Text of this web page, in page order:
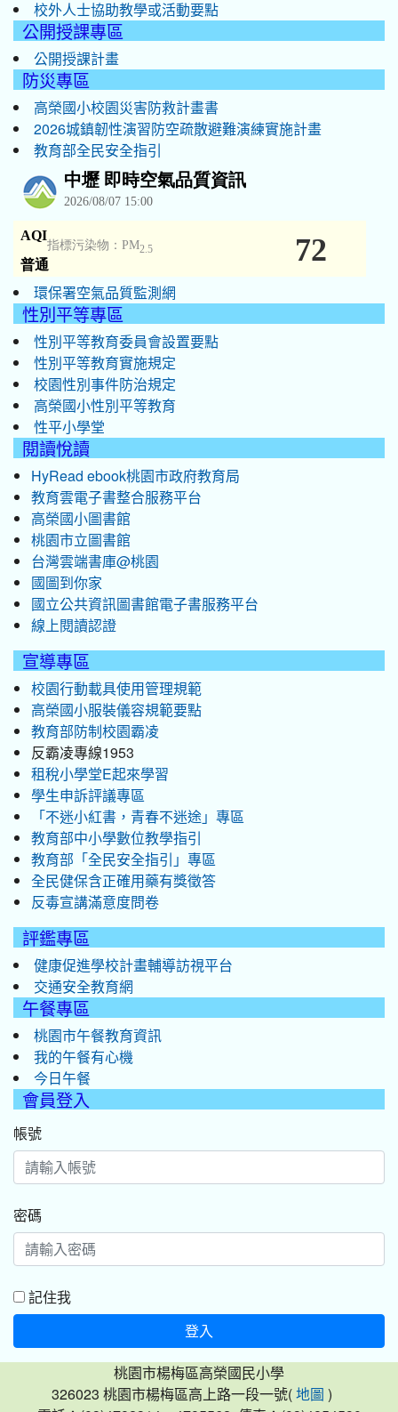
校外人士協助教學或活動要點
公開授課專區
公開授課計畫
防災專區
高榮國小校園災害防救計畫書
2026城鎮韌性演習防空疏散避難演練實施計畫
教育部全民安全指引
環保署空氣品質監測網
性別平等專區
性別平等教育委員會設置要點
性別平等教育實施規定
校園性別事件防治規定
高榮國小性別平等教育
性平小學堂
閱讀悅讀
HyRead ebook桃園市政府教育局
教育雲電子書整合服務平台
高榮國小圖書館
桃園市立圖書館
台灣雲端書庫@桃園
國圖到你家
國立公共資訊圖書館電子書服務平台
線上閱讀認證
宣導專區
校園行動載具使用管理規範
高榮國小服裝儀容規範要點
教育部防制校園霸凌
反霸凌專線1953
租稅小學堂E起來學習
學生申訴評議專區
「不迷小紅書，青春不迷途」專區
教育部中小學數位教學指引
教育部「全民安全指引」專區
全民健保含正確用藥有獎徵答
反毒宣講滿意度問卷
評鑑專區
健康促進學校計畫輔導訪視平台
交通安全教育網
午餐專區
桃園市午餐教育資訊
我的午餐有心機
今日午餐
會員登入
帳號
密碼
記住我
登入
桃園市楊梅區高榮國民小學
326023 桃園市楊梅區高上路一段一號( 地圖 )